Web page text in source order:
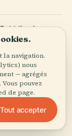
in
la navigation.
nous
— agrégés
pouvez
de page.
Tout accepter